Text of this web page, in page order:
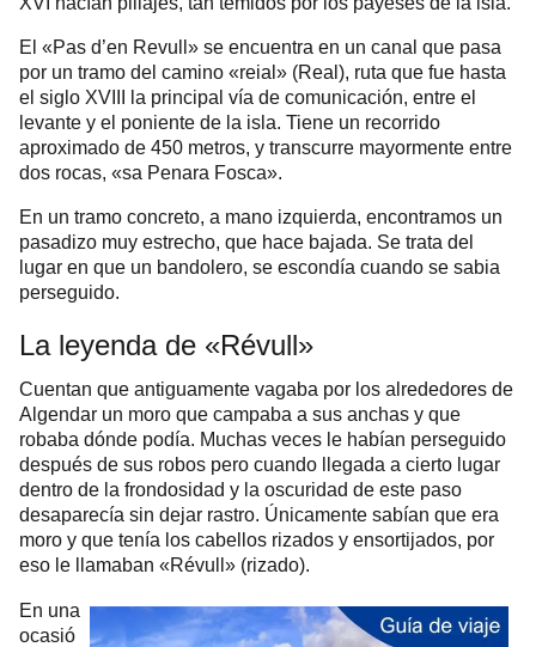
El «Pas d’en Revull» se encuentra en un canal que pasa
por un tramo del camino «reial» (Real), ruta que fue hasta
el siglo XVIII la principal vía de comunicación, entre el
levante y el poniente de la isla. Tiene un recorrido
aproximado de 450 metros, y transcurre mayormente entre
dos rocas, «sa Penara Fosca».
En un tramo concreto, a mano izquierda, encontramos un
pasadizo muy estrecho, que hace bajada. Se trata del
lugar en que un bandolero, se escondía cuando se sabia
perseguido.
La leyenda de «Révull»
Cuentan que antiguamente vagaba por los alrededores de
Algendar un moro que campaba a sus anchas y que
robaba dónde podía. Muchas veces le habían perseguido
después de sus robos pero cuando llegada a cierto lugar
dentro de la frondosidad y la oscuridad de este paso
desaparecía sin dejar rastro. Únicamente sabían que era
moro y que tenía los cabellos rizados y ensortijados, por
eso le llamaban «Révull» (rizado).
En una
ocasió